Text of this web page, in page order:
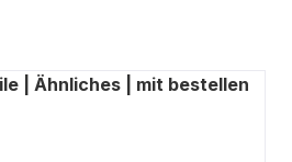
| Ähnliches | mit bestellen